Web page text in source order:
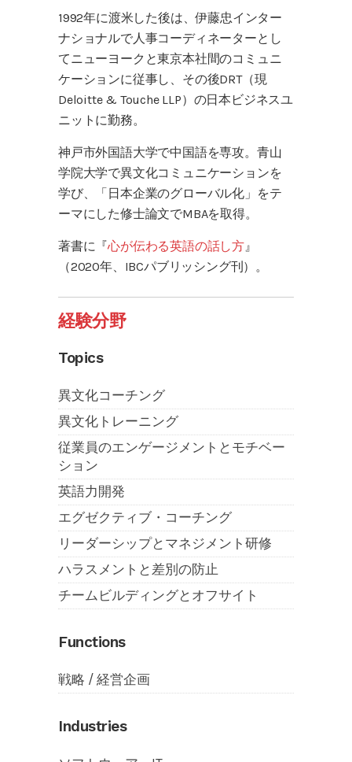
1992年に渡米した後は、伊藤忠インター
ナショナルで人事コーディネーターとし
てニューヨークと東京本社間のコミュニ
ケーションに従事し、その後DRT（現
Deloitte & Touche LLP）の日本ビジネスユ
ニットに勤務。
神戸市外国語大学で中国語を専攻。青山
学院大学で異文化コミュニケーションを
学び、「日本企業のグローバル化」をテ
ーマにした修士論文でMBAを取得。
著書に『心が伝わる英語の話し方』
（2020年、IBCパブリッシング刊）。
経験分野
Topics
異文化コーチング
異文化トレーニング
従業員のエンゲージメントとモチベー
ション
英語力開発
エグゼクティブ・コーチング
リーダーシップとマネジメント研修
ハラスメントと差別の防止
チームビルディングとオフサイト
Functions
戦略 / 経営企画
Industries